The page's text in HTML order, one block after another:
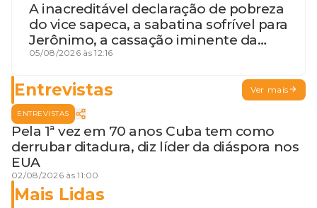
A inacreditável declaração de pobreza
do vice sapeca, a sabatina sofrível para
Jerônimo, a cassação iminente da
desembargadora e a vaga do Quinto
05/08/2026 às 12:16
Entrevistas Ver mais
ENTREVISTAS
Pela 1ª vez em 70 anos Cuba tem como
derrubar ditadura, diz líder da diáspora nos
EUA
02/08/2026 às 11:00
Mais Lidas